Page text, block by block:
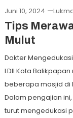
Juni 10, 2024
Tips
Mulut
Dokter Mengedukasi
LDII Kota
beberapa masjid di
Dalam pengajian ini,
turut mengedukasi